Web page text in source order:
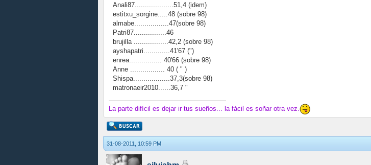
Anali87...................51,4 (idem)
estitxu_sorgine.....48 (sobre 98)
almabe.................47(sobre 98)
Patri87................46
brujilla .................42,2 (sobre 98)
ayshapatri.............41'67 (")
enrea................ 40'66 (sobre 98)
Anne ................. 40 ( " )
Shispa..................37,3(sobre 98)
matronaeir2010......36,7 "
La parte difícil es dejar ir tus sueños... la fácil es soñar otra vez.
31-08-2011, 10:59 PM